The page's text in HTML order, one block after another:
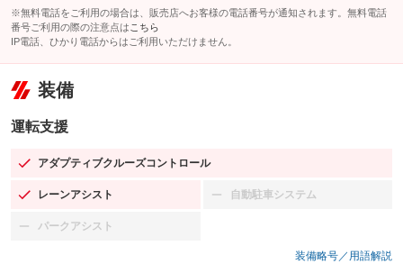
※無料電話をご利用の場合は、販売店へお客様の電話番号が通知されます。無料電話
番号ご利用の際の注意点は こちら
IP電話、ひかり電話からはご利用いただけません。
装備
運転支援
アダプティブクルーズコントロール
：装備あり
レーンアシスト
：装備あり 自動駐車システム
：装備なし
パークアシスト
：装備なし
装備略号／用語解説